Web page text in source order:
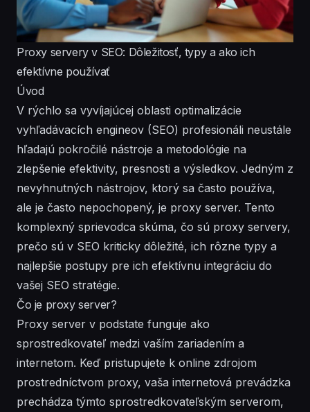
Proxy servery v SEO: Dôležitosť, typy a ako ich
efektívne používať
Úvod
V rýchlo sa vyvíjajúcej oblasti optimalizácie
vyhľadávacích engineov (SEO) profesionáli neustále
hľadajú pokročilé nástroje a metodológie na
zlepšenie efektivity, presnosti a výsledkov. Jedným z
nevyhnutných nástrojov, ktorý sa často používa,
ale je často nepochopený, je proxy server. Tento
komplexný sprievodca skúma, čo sú proxy servery,
prečo sú v SEO kriticky dôležité, ich rôzne typy a
najlepšie postupy pre ich efektívnu integráciu do
vašej SEO stratégie.
Čo je proxy server?
Proxy server v podstate funguje ako
sprostredkovateľ medzi vaším zariadením a
internetom. Keď pristupujete k online zdrojom
prostredníctvom proxy, vaša internetová prevádzka
prechádza týmto sprostredkovateľským serverom,